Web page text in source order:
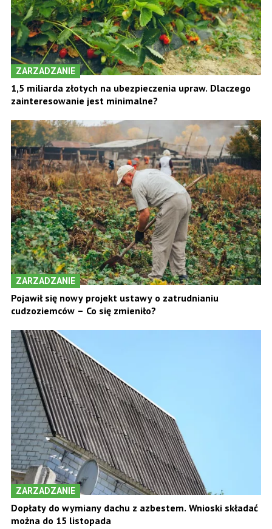
ZARZADZANIE
1,5 miliarda złotych na ubezpieczenia upraw. Dlaczego
zainteresowanie jest minimalne?
ZARZADZANIE
Pojawił się nowy projekt ustawy o zatrudnianiu
cudzoziemców – Co się zmieniło?
ZARZADZANIE
Dopłaty do wymiany dachu z azbestem. Wnioski składać
można do 15 listopada